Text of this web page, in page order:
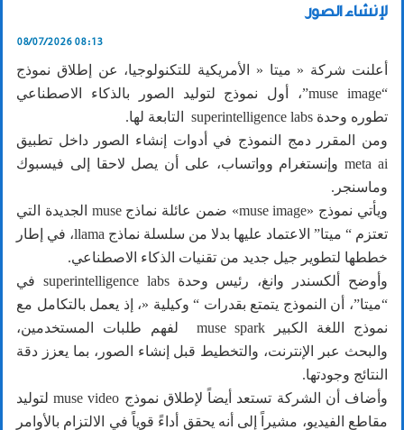
لإنشاء الصور
08/07/2026 08:13
أعلنت شركة « ميتا « الأمريكية للتكنولوجيا، عن إطلاق نموذج
“muse image”، أول نموذج لتوليد الصور بالذكاء الاصطناعي
تطوره وحدة superintelligence labs التابعة لها.
ومن المقرر دمج النموذج في أدوات إنشاء الصور داخل تطبيق
meta ai وإنستغرام وواتساب، على أن يصل لاحقا إلى فيسبوك
وماسنجر.
ويأتي نموذج «muse image» ضمن عائلة نماذج muse الجديدة التي
تعتزم “ ميتا” الاعتماد عليها بدلا من سلسلة نماذج llama، في إطار
خططها لتطوير جيل جديد من تقنيات الذكاء الاصطناعي.
وأوضح ألكسندر وانغ، رئيس وحدة superintelligence labs في
“ميتا”، أن النموذج يتمتع بقدرات “ وكيلية «، إذ يعمل بالتكامل مع
نموذج اللغة الكبير muse spark لفهم طلبات المستخدمين،
والبحث عبر الإنترنت، والتخطيط قبل إنشاء الصور، بما يعزز دقة
النتائج وجودتها.
وأضاف أن الشركة تستعد أيضاً لإطلاق نموذج muse video لتوليد
مقاطع الفيديو، مشيراً إلى أنه يحقق أداءً قوياً في الالتزام بالأوامر